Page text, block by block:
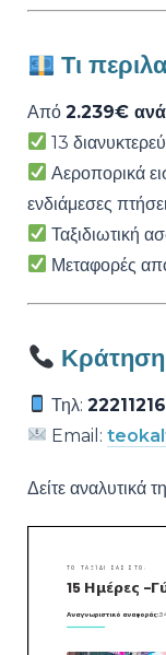
Τι
Από 2.239€
13
Αεροπορικά
ενδιάμεσες
Ταξιδιωτική
Μεταφορές
Τηλ:
Email:
Δείτε αναλυτικά